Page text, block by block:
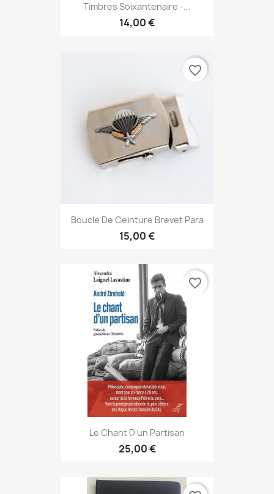
Timbres Soixantenaire -...
14,00 €
Boucle De Ceinture Brevet Para
15,00 €
favorite_border
Le Chant D'un Partisan
25,00 €
favorite_border